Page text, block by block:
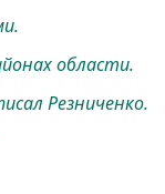
области.
Резниченко.